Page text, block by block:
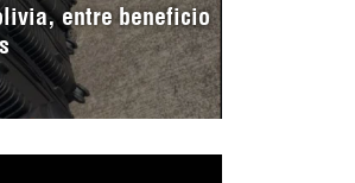
entre beneficio